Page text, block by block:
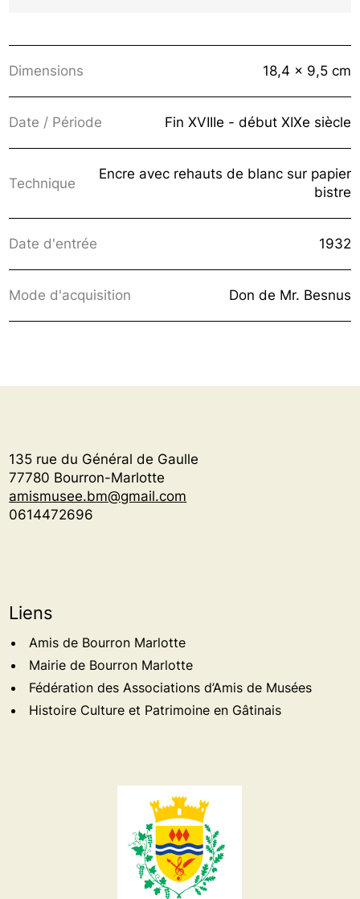
Dimensions 18,4 x 9,5 cm
Date / Période Fin XVIIIe - début XIXe siècle
Technique
Encre avec rehauts de blanc sur papier
bistre
Date d'entrée 1932
Mode d'acquisition Don de Mr. Besnus
135 rue du Général de Gaulle
77780 Bourron-Marlotte
amismusee.bm@gmail.com
0614472696
Liens
Amis de Bourron Marlotte
Mairie de Bourron Marlotte
Fédération des Associations d’Amis de Musées
Histoire Culture et Patrimoine en Gâtinais